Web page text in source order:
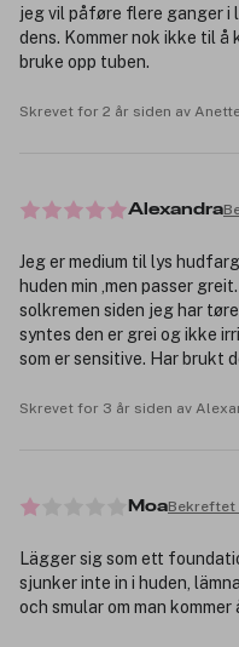
jeg vil påføre flere ganger i
dens. Kommer nok ikke til å
bruke opp tuben.
Skrevet for 2 år siden av
Alexandra
Jeg er medium til lys
huden min ,men passer
solkremen siden jeg har
syntes den er grei og ikke
som er sensitive. Har brukt
Skrevet for 3 år siden av
MoaBekreftet
Lägger sig som ett
sjunker inte in i huden,
och smular om man